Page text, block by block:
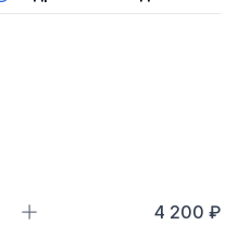
4 200 ₽